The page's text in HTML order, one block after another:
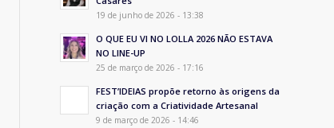
19 de junho de 2026 - 13:38
O QUE EU VI NO LOLLA 2026 NÃO ESTAVA
NO LINE-UP
25 de março de 2026 - 17:16
FEST’IDEIAS propõe retorno às origens da
criação com a Criatividade Artesanal
9 de março de 2026 - 14:46